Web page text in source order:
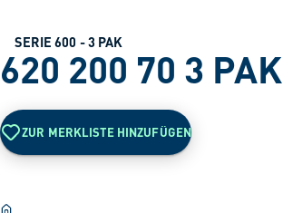
SERIE 600 - 3 PAK
620 200 70 3 PAK
ZUR MERKLISTE HINZUFÜGEN